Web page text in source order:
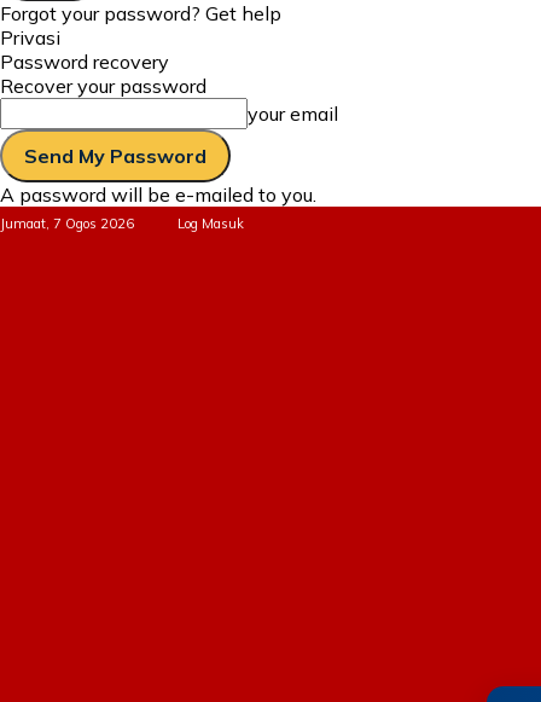
Forgot your password? Get help
Privasi
Password recovery
Recover your password
your email
A password will be e-mailed to you.
Jumaat, 7 Ogos 2026 Log Masuk